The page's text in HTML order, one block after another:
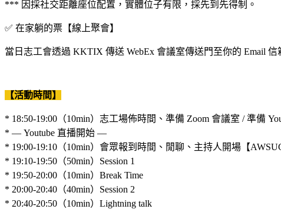
*** 因採社交距離座位配置，實體位子有限，採先到先得制。
✅ 在家躺的票【線上聚會】
當日志工會透過 KKTIX 傳送 WebEx 會議室傳送門至你的 Email 信
【活動時間】
* 18:50-19:00（10min）志工場佈時間、準備 Zoom 會議室 / 準備
* — Youtube 直播開始 —
* 19:00-19:10（10min）會眾報到時間、閒聊、主持人開場【
* 19:10-19:50（50min）Session 1
* 19:50-20:00（10min）Break Time
* 20:00-20:40（40min）Session 2
* 20:40-20:50（10min）Lightning talk